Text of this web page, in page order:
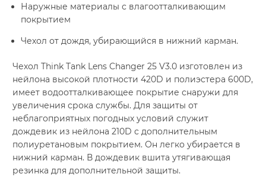
Наружные материалы с влагоотталкивающим
покрытием
Чехол от дождя, убирающийся в нижний карман.
Чехол Think Tank Lens Changer 25 V3.0 изготовлен из
нейлона высокой плотности 420D и полиэстера 600D,
имеет водоотталкивающее покрытие снаружи для
увеличения срока службы. Для защиты от
неблагоприятных погодных условий служит
дождевик из нейлона 210D с дополнительным
полиуретановым покрытием. Он легко убирается в
нижний карман. В дождевик вшита утягивающая
резинка для дополнительной защиты.